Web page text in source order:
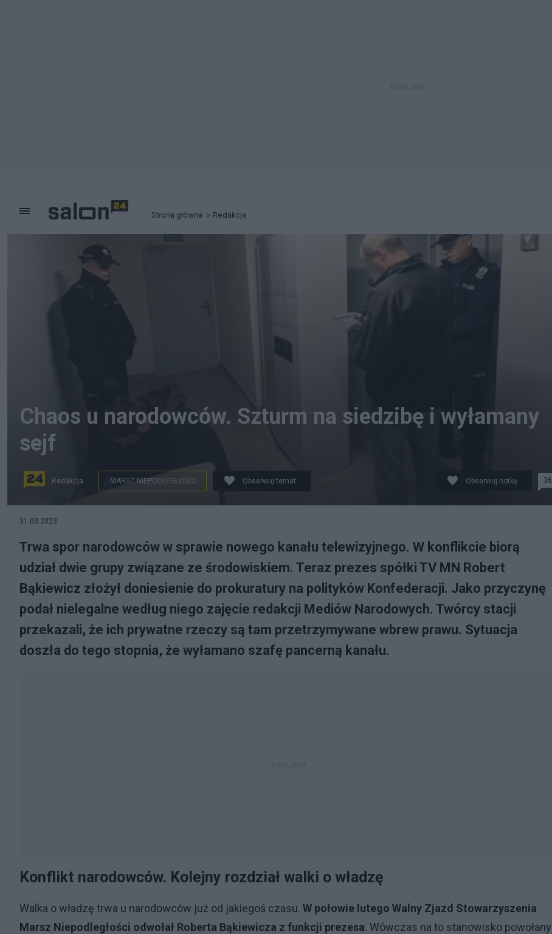
Strona główna Redakcja
Chaos u narodowców. Szturm na siedzibę i wyłamany
sejf
Redakcja MARSZ NIEPODLEGŁOŚCI Obserwuj temat Obserwuj notkę 36
31.03.2023
Trwa spor narodowców w sprawie nowego kanału telewizyjnego. W konflikcie biorą
udział dwie grupy związane ze środowiskiem. Teraz prezes spółki TV MN Robert
Bąkiewicz złożył doniesienie do prokuratury na polityków Konfederacji. Jako przyczynę
podał nielegalne według niego zajęcie redakcji Mediów Narodowych. Twórcy stacji
przekazali, że ich prywatne rzeczy są tam przetrzymywane wbrew prawu. Sytuacja
doszła do tego stopnia, że wyłamano szafę pancerną kanału.
Konflikt narodowców. Kolejny rozdział walki o władzę
Walka o władzę trwa u narodowców już od jakiegoś czasu. W połowie lutego Walny Zjazd Stowarzyszenia
Marsz Niepodległości odwołał Roberta Bąkiewicza z funkcji prezesa. Wówczas na to stanowisko powołany